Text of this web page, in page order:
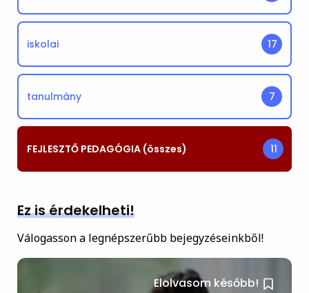
iskolai 17
tanulmány 7
FEJLESZTŐ PEDAGÓGIA (összes) 11
Ez is érdekelheti!
Válogasson a legnépszerűbb bejegyzéseinkből!
Elolvasom később!